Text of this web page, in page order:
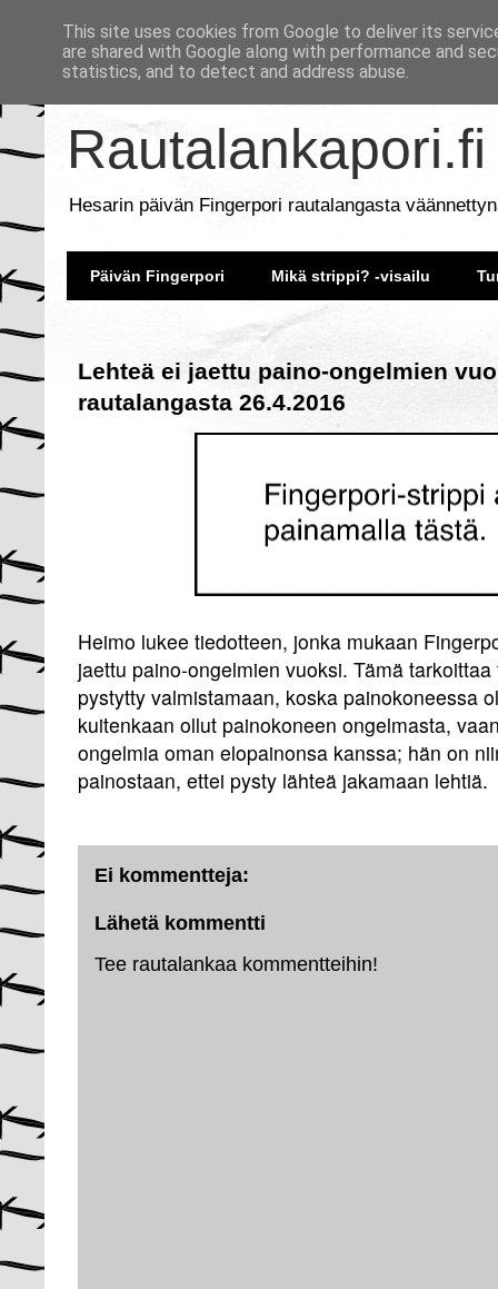
Rautalankapori.fi
Hesarin päivän Fingerpori rautalangasta
Päivän Fingerpori Mikä strippi? -visailu
Lehteä ei jaettu paino-ongelmien
rautalangasta 26.4.2016
Heimo lukee tiedotteen, jonka mukaan
jaettu paino-ongelmien vuoksi. Tämä
pystytty valmistamaan, koska painokoneessa
kuitenkaan ollut painokoneen ongelmasta,
ongelmia oman elopainonsa kanssa; hän on
painostaan, ettei pysty lähteä jakamaan lehtiä.
Ei kommentteja:
Lähetä kommentti
Tee rautalankaa kommentteihin!
This site uses cookies from Google to deliver its
are shared with Google along with performance and
statistics, and to detect and address abuse.